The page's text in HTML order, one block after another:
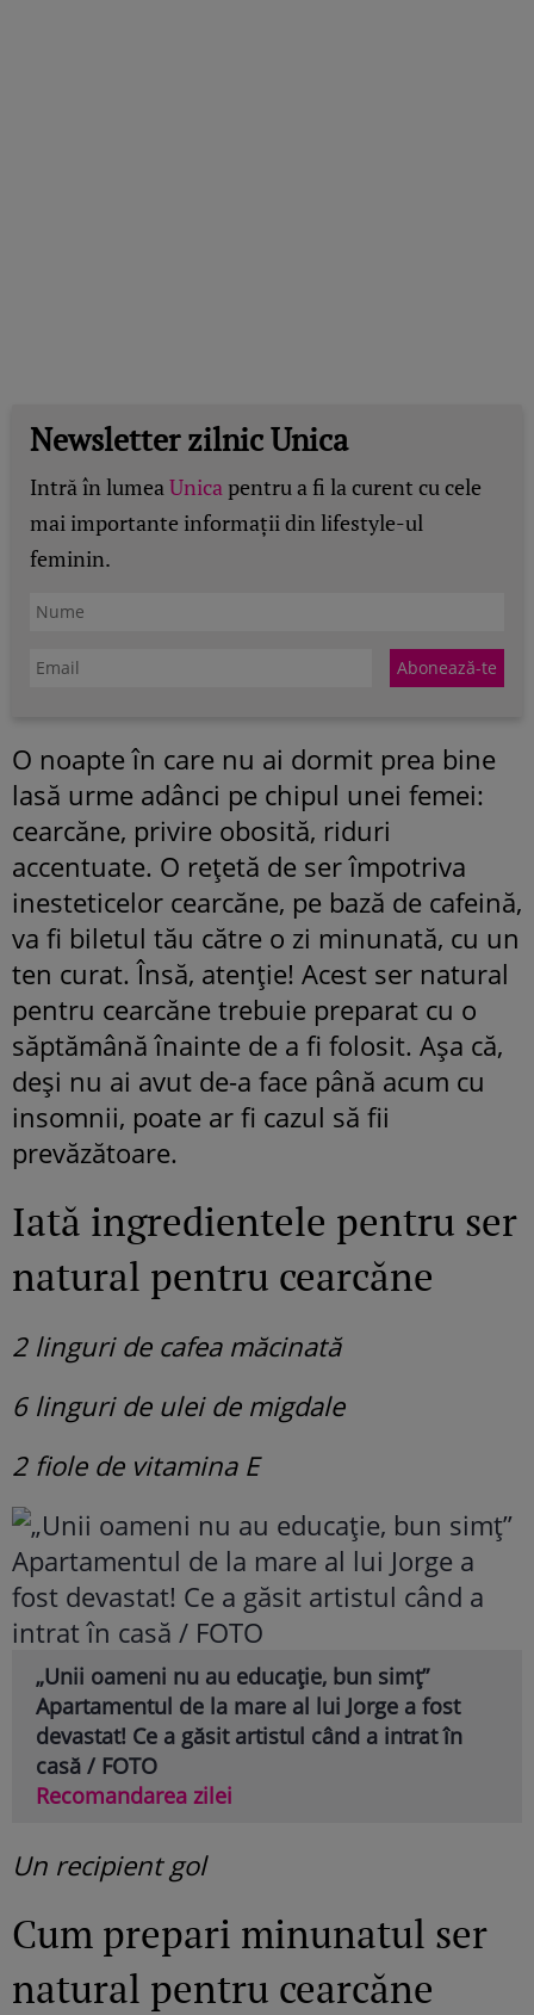
Newsletter zilnic Unica
Intră în lumeaUnicapentru a fi la curent cu cele
mai importante informații din lifestyle-ul
feminin.
O noapte în care nu ai dormit prea bine
lasă urme adânci pe chipul unei femei:
cearcăne, privire obosită, riduri
accentuate. O rețetă de ser împotriva
inesteticelor cearcăne, pe bază de cafeină,
va fi biletul tău către o zi minunată, cu un
ten curat. Însă, atenție! Acest ser natural
pentru cearcăne trebuie preparat cu o
săptămână înainte de a fi folosit. Așa că,
deși nu ai avut de-a face până acum cu
insomnii, poate ar fi cazul să fii
prevăzătoare.
Iată ingredientele pentru ser
natural pentru cearcăne
2 linguri de cafea măcinată
6 linguri de ulei de migdale
2 fiole de vitamina E
„Unii oameni nu au educație, bun simț”
Apartamentul de la mare al lui Jorge a fost
devastat! Ce a găsit artistul când a intrat în
casă / FOTO
Recomandarea zilei
Un recipient gol
Cum prepari minunatul ser
natural pentru cearcăne